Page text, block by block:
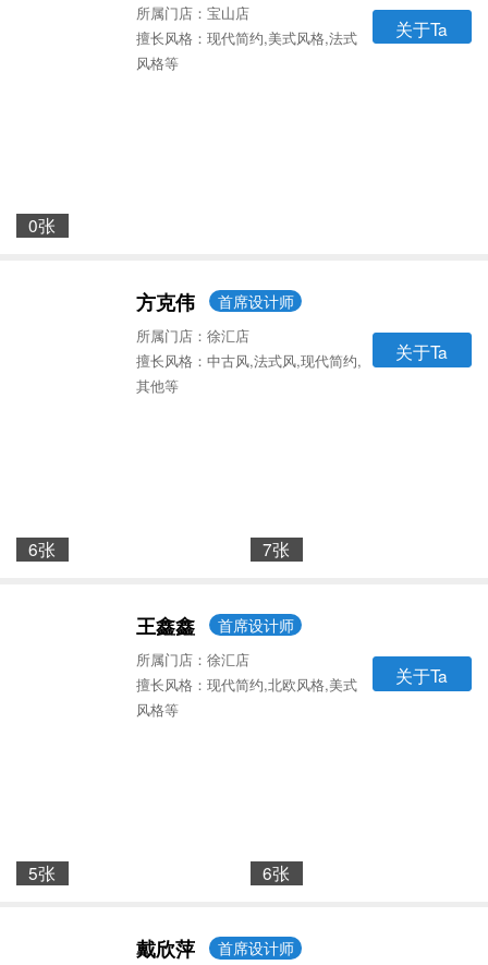
所属门店：宝山店
擅长风格：现代简约,美式风格,法式
风格等
关于Ta
0张
方克伟 首席设计师
所属门店：徐汇店
擅长风格：中古风,法式风,现代简约,
其他等
关于Ta
6张 7张
王鑫鑫 首席设计师
所属门店：徐汇店
擅长风格：现代简约,北欧风格,美式
风格等
关于Ta
5张 6张
戴欣萍 首席设计师